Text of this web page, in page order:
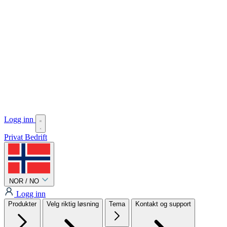
Logg inn
Privat Bedrift
NOR / NO
Logg inn
Produkter Velg riktig løsning Tema Kontakt og support